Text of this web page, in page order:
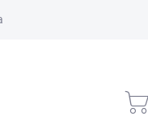
osobných údajov (sociálne